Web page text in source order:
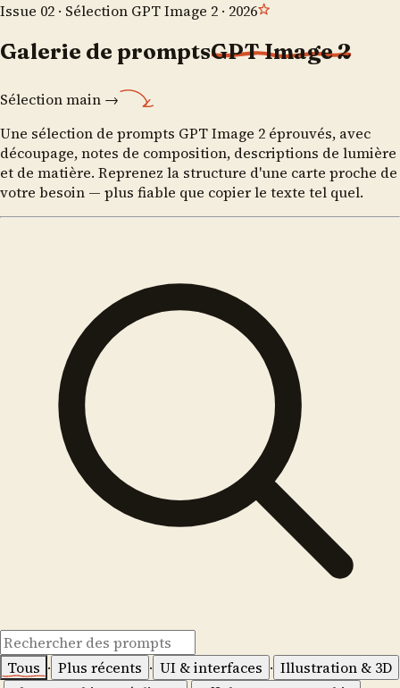
Issue 02 · Sélection GPT Image 2 · 2026
Galerie de promptsGPT Image 2
Sélection main →
Une sélection de prompts GPT Image 2 éprouvés, avec
découpage, notes de composition, descriptions de lumière
et de matière. Reprenez la structure d'une carte proche de
votre besoin — plus fiable que copier le texte tel quel.
Tous · Plus récents · UI & interfaces · Illustration & 3D